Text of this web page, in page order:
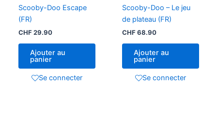
Scooby-Doo Escape
(FR)
CHF29.90
Ajouter au
panier
Se connecter
Scooby-Doo – Le jeu
de plateau (FR)
CHF68.90
Ajouter au
panier
Se connecter